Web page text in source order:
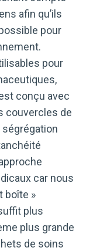
afin qu’ils
pour
pour
conçu avec
couvercles de
car nous
boîte »
plus
plus grande
de soins